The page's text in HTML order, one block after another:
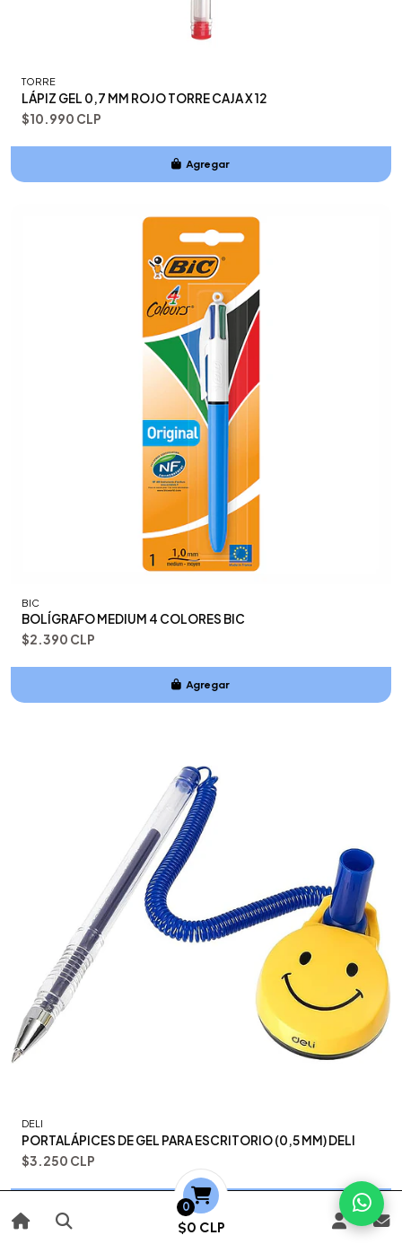
0
$0 CLP
TORRE
LÁPIZ GEL 0,7 MM ROJO TORRE CAJA X 12
$10.990 CLP
Agregar
BIC
BOLÍGRAFO MEDIUM 4 COLORES BIC
$2.390 CLP
Agregar
DELI
PORTALÁPICES DE GEL PARA ESCRITORIO (0,5 MM) DELI
$3.250 CLP
Agregar